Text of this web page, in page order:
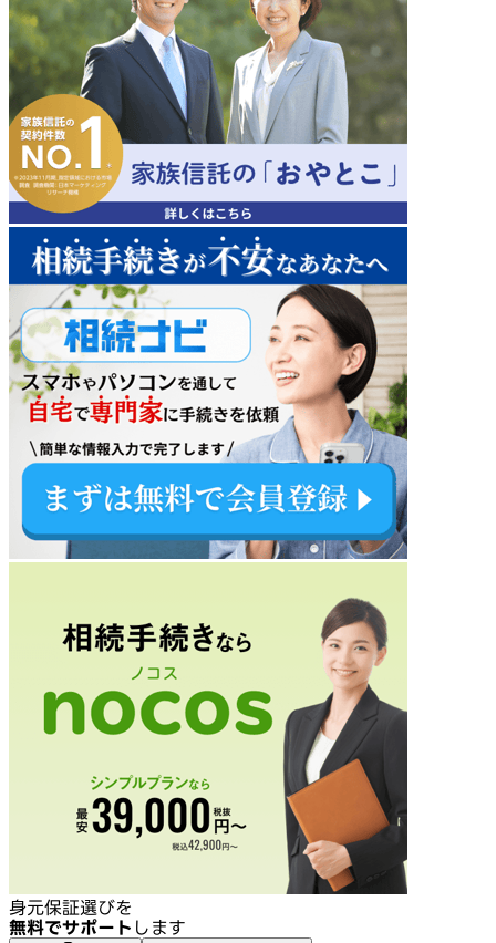
身元保証選びを
無料でサポート します